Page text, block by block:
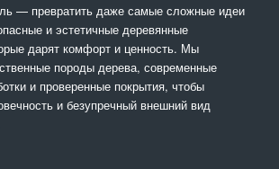
— превратить даже самые сложные идеи
и эстетичные деревянные
дарят комфорт и ценность. Мы
породы дерева, современные
и проверенные покрытия, чтобы
и безупречный внешний вид